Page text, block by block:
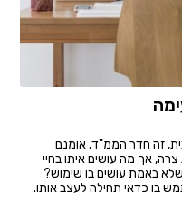
זה חדר הממ"ד. אומנם
אך מה עושים איתו בחיי
באמת עושים בו שימוש?
בו כדאי תחילה לעצב אותו.